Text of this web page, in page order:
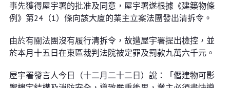
事先獲得屋宇署的批准及同意，屋宇署遂根據《建築物條
例》第24（1）條向該大廈的業主立案法團發出清拆令。
由於有關法團沒有履行清拆令，故遭屋宇署提出檢控，並
於本月十五日在東區裁判法院被定罪及罰款九萬六千元。
屋宇署發言人今日（十二月二十二日）說：「僭建物可影